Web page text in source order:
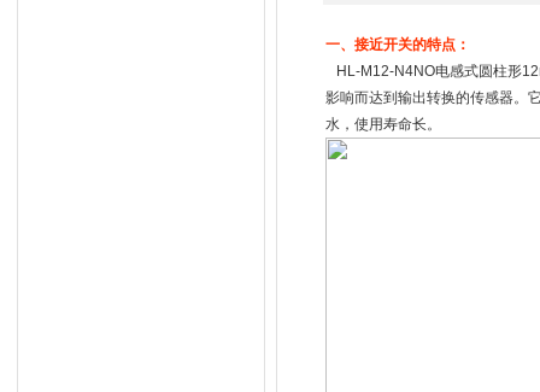
一、接近开关的特点：
HL-M12-N4NO电感式圆柱形
影响而达到输出转换的传感器。
水，使用寿命长。